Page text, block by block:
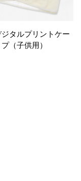
タルプリントケー
プ（子供用）